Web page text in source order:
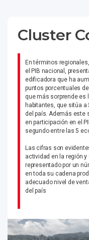
Cluster
En términos
el PIB nacional,
edificadora que ha
puntos porcentuales
que más sorprende es
habitantes, que sitúa a
del país. Además este
en participación en el
segundo entre las 5
Las cifras son
actividad en la región
representado por un
en toda su cadena
adecuado nivel de
del país